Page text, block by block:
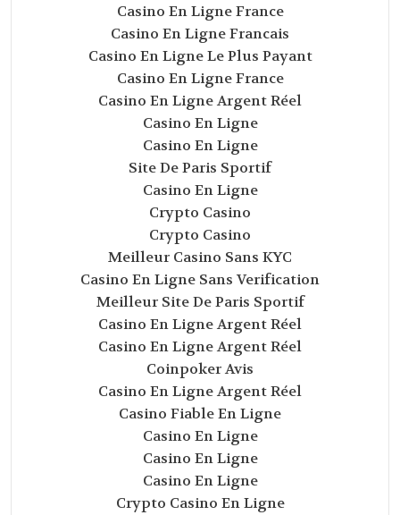
Casino En Ligne France
Casino En Ligne Francais
Casino En Ligne Le Plus Payant
Casino En Ligne France
Casino En Ligne Argent Réel
Casino En Ligne
Casino En Ligne
Site De Paris Sportif
Casino En Ligne
Crypto Casino
Crypto Casino
Meilleur Casino Sans KYC
Casino En Ligne Sans Verification
Meilleur Site De Paris Sportif
Casino En Ligne Argent Réel
Casino En Ligne Argent Réel
Coinpoker Avis
Casino En Ligne Argent Réel
Casino Fiable En Ligne
Casino En Ligne
Casino En Ligne
Casino En Ligne
Crypto Casino En Ligne